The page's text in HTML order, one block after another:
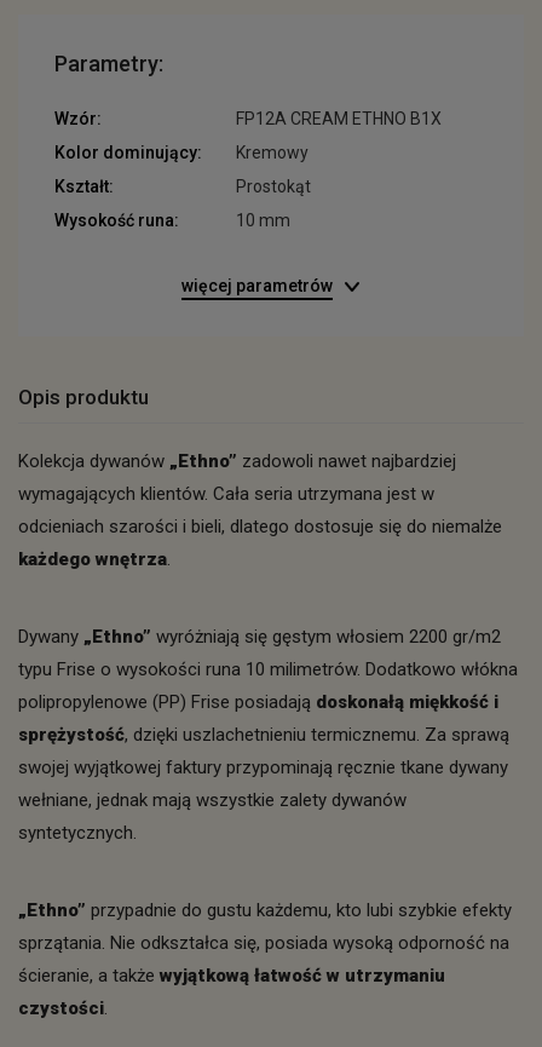
Parametry:
Wzór:
FP12A CREAM ETHNO B1X
Kolor dominujący:
Kremowy
Kształt:
Prostokąt
Wysokość runa:
10 mm
więcej parametrów
Opis produktu
Kolekcja dywanów „Ethno” zadowoli nawet najbardziej
wymagających klientów. Cała seria utrzymana jest w
odcieniach szarości i bieli, dlatego dostosuje się do niemalże
każdego wnętrza.
Dywany „Ethno” wyróżniają się gęstym włosiem 2200 gr/m2
typu Frise o wysokości runa 10 milimetrów. Dodatkowo włókna
polipropylenowe (PP) Frise posiadają doskonałą miękkość i
sprężystość, dzięki uszlachetnieniu termicznemu. Za sprawą
swojej wyjątkowej faktury przypominają ręcznie tkane dywany
wełniane, jednak mają wszystkie zalety dywanów
syntetycznych.
„Ethno” przypadnie do gustu każdemu, kto lubi szybkie efekty
sprzątania. Nie odkształca się, posiada wysoką odporność na
ścieranie, a także wyjątkową łatwość w utrzymaniu
czystości.